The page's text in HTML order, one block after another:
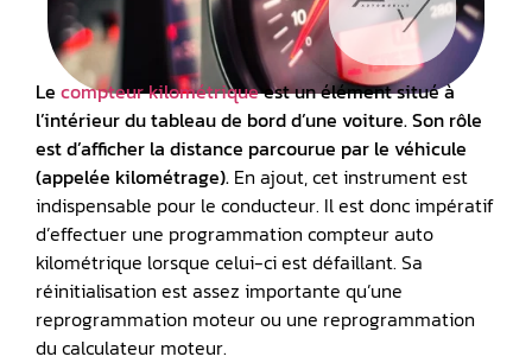
Le compteur kilométriqueest un élément situé à
l’intérieur dutableau de bordd’une voiture. Son rôle
est d’afficher la distance parcourue par le véhicule
(appelée kilométrage). En ajout, cet instrument est
indispensable pour le conducteur. Il est donc impératif
d’effectuer une programmation compteur auto
kilométrique lorsque celui-ci est défaillant. Sa
réinitialisation est assez importante qu’une
reprogrammation moteur ou une reprogrammation
du calculateur moteur.